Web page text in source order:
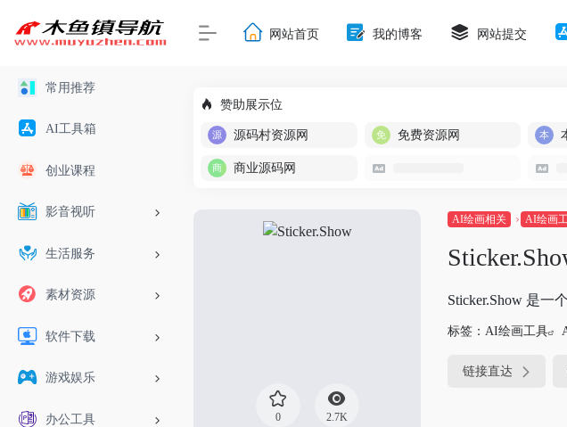
常用推荐
AI工具箱
创业课程
影音视听
生活服务
素材资源
软件下载
游戏娱乐
办公工具
网站首页 我的博客 网站提交
赞助展示位
源码村资源网 免费资源网
商业源码网
0 2.7K
AI绘画相关 AI绘画
Sticker.Show 是一
标签： AI绘画工具
链接直达